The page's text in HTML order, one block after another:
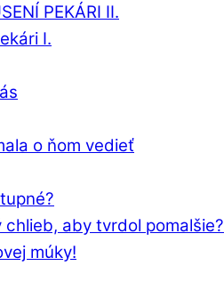
PEKÁRI II.
I.
o ňom vedieť
aby tvrdol pomalšie?
múky!